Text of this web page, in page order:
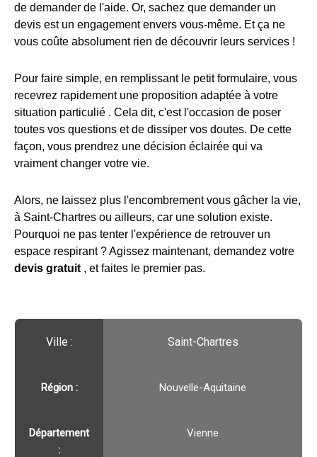
de demander de l'aide. Or, sachez que demander un
devis est un engagement envers vous-même. Et ça ne
vous coûte absolument rien de découvrir leurs services !
Pour faire simple, en remplissant le petit formulaire, vous
recevrez rapidement une proposition adaptée à votre
situation particulié . Cela dit, c'est l'occasion de poser
toutes vos questions et de dissiper vos doutes. De cette
façon, vous prendrez une décision éclairée qui va
vraiment changer votre vie.
Alors, ne laissez plus l'encombrement vous gâcher la vie,
à Saint-Chartres ou ailleurs, car une solution existe.
Pourquoi ne pas tenter l'expérience de retrouver un
espace respirant ? Agissez maintenant, demandez votre
devis gratuit , et faites le premier pas.
Ville :️ Saint-Chartres
Région :️ Nouvelle-Aquitaine
Département
:
Vienne